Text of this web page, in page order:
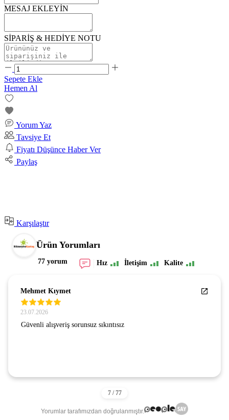
MESAJ EKLEYİN
SİPARİŞ & HEDİYE NOTU
Sepete Ekle
Hemen Al
Yorum Yaz
Tavsiye Et
Fiyatı Düşünce Haber Ver
Paylaş
Karşılaştır
Ürün Yorumları
77 yorum Hız İletişim Kalite
Mehmet Kıymet
23.07.2026
Güvenli alışveriş sorunsuz sıkıntısız
Yorumlar tarafımızdan doğrulanmıştır.